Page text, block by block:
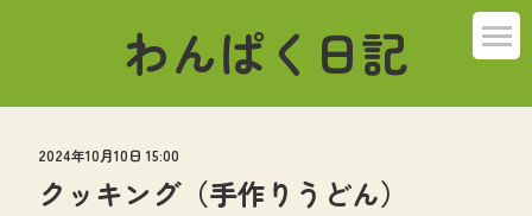
わんぱく日記
ばんび組
2024年10月10日 15:00
クッキング（手作りうどん）